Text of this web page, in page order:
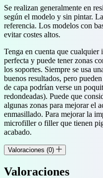
Se realizan generalmente en
según el modelo y sin pintar.
referencia. Los modelos con
evitar costes altos.
Tenga en cuenta que
perfecta y puede tener zonas
los soportes. Siempre se usa
buenos resultados, pero
de capa podrían verse un
redondeadas). Puede que
algunas zonas para mejorar el
enmasillado. Para mejorar la
microfiller o filler que tienen
acabado.
Valoraciones (0)
Valoraciones